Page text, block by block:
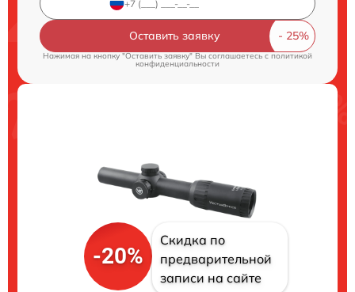
Оставить заявку
Нажимая на кнопку "Оставить заявку" Вы соглашаетесь c политикой
конфиденциальности
-20%
Скидка по
предварительной
записи на сайте